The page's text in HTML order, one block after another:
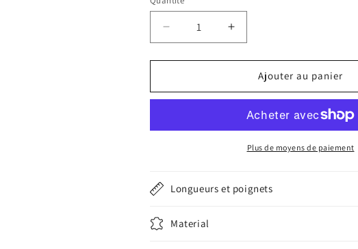
Réduire
la
quantité
Bracelet
compatible
Augmenter
la
quantité
Bracelet
camel
compatible
boucle
Ajouter au panier
Plus de moyens de paiement
Longueurs et poignets
Material